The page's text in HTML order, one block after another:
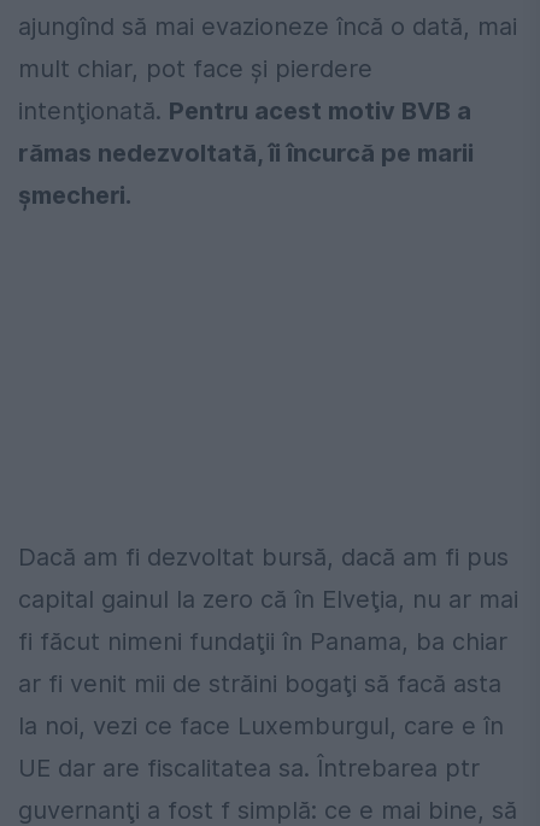
ajungînd să mai evazioneze încă o dată, mai
mult chiar, pot face şi pierdere
intenţionată. Pentru acest motiv BVB a
rămas nedezvoltată, îi încurcă pe marii
şmecheri.
Dacă am fi dezvoltat bursă, dacă am fi pus
capital gainul la zero că în Elveţia, nu ar mai
fi făcut nimeni fundaţii în Panama, ba chiar
ar fi venit mii de străini bogaţi să facă asta
la noi, vezi ce face Luxemburgul, care e în
UE dar are fiscalitatea sa. Întrebarea ptr
guvernanţi a fost f simplă: ce e mai bine, să